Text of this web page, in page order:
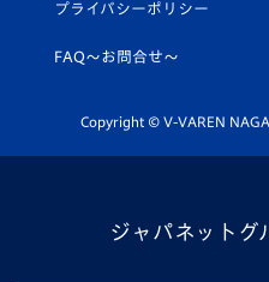
平和祈念活動
ホームタウン活動
スクール
公式LINE＠
プライバシーポリシー
FAQ〜お問合せ〜
Copyright © V-VAREN
ジャパネットグ